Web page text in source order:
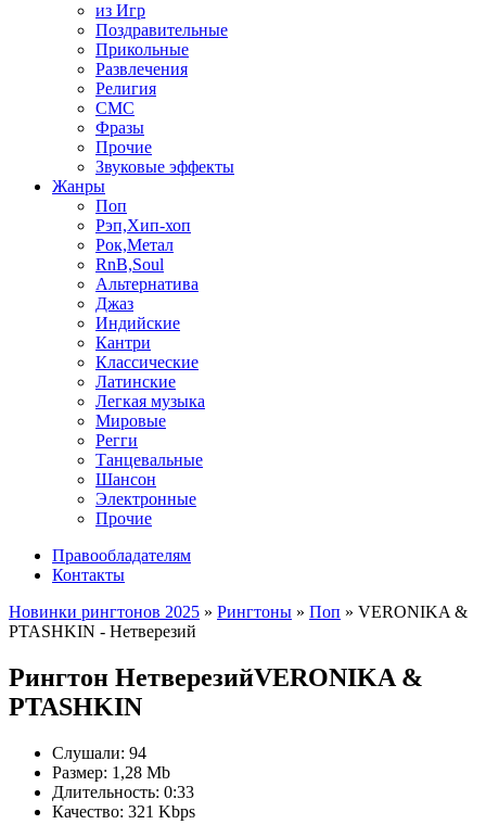
из Игр
Поздравительные
Прикольные
Развлечения
Религия
СМС
Фразы
Прочие
Звуковые эффекты
Жанры
Поп
Рэп,Хип-хоп
Рок,Метал
RnB,Soul
Альтернатива
Джаз
Индийские
Кантри
Классические
Латинские
Легкая музыка
Мировые
Регги
Танцевальные
Шансон
Электронные
Прочие
Правообладателям
Контакты
Новинки рингтонов 2025 » Рингтоны » Поп » VERONIKA &
PTASHKIN - Нетверезий
Рингтон НетверезийVERONIKA &
PTASHKIN
Слушали: 94
Размер: 1,28 Mb
Длительность: 0:33
Качество: 321 Kbps